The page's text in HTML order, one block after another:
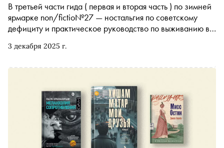
3 декабря 2025 г.
В третьей части гида ( первая и вторая часть ) по зимней
ярмарке non/fictio№27 — ностальгия по советскому
дефициту и практическое руководство по выживанию в
Светлякова и историософский труд